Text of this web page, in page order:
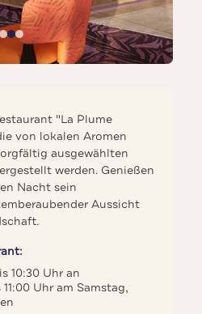
"La Plume
von lokalen Aromen
ausgewählten
werden. Genießen
Nacht sein
Aussicht
10:30 Uhr an
Uhr am Samstag,